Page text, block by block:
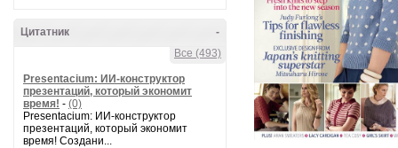
-
Цитатник
Все (493)
Presentacium: ИИ‑конструктор
презентаций, который экономит
время! - (0)
Presentacium: ИИ‑конструктор
презентаций, который экономит
время! Создани...